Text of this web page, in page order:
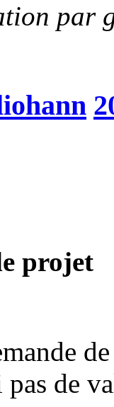
par
projet
pas de